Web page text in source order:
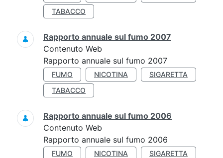
TABACCO
Rapporto annuale sul fumo 2007
Contenuto Web
Rapporto annuale sul fumo 2007
FUMO NICOTINA
SIGARETTA
TABACCO
Rapporto annuale sul fumo 2006
Contenuto Web
Rapporto annuale sul fumo 2006
FUMO NICOTINA
SIGARETTA